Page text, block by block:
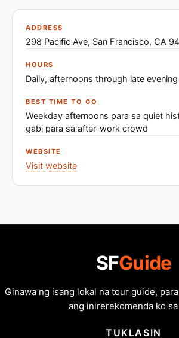
ADDRESS
298 Pacific Ave, San Francisco, CA
HOURS
Daily, afternoons through late evening
BEST TIME TO GO
Weekday afternoons para sa quiet
gabi para sa after-work crowd
WEBSITE
Visit website
SFGuide
Ginawa ng isang lokal na tour guide,
ang inirerekomenda ko
TUKLASIN